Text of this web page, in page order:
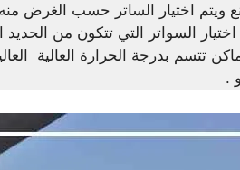
اختيار الساتر حسب الغرض منه
السواتر التي تتكون من
تتسم بدرجة الحرارة العالية
.